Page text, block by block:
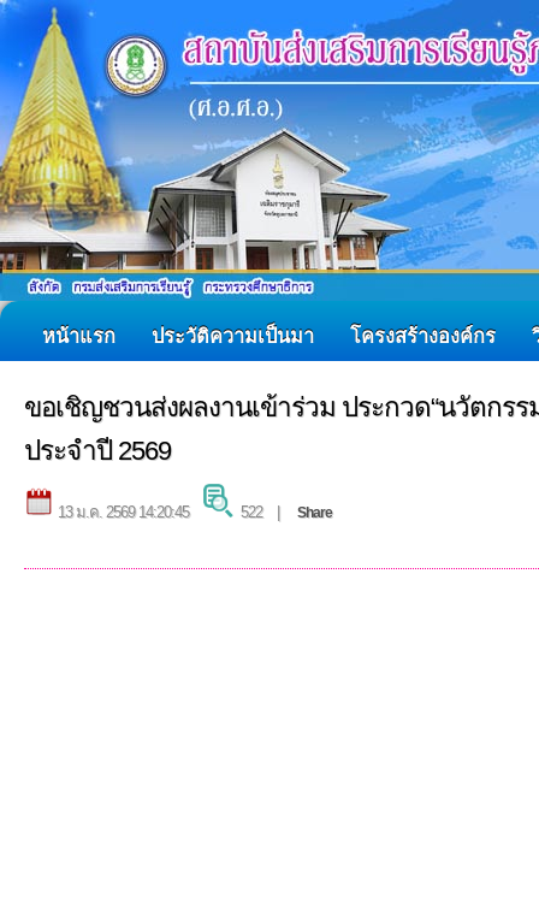
หน้าแรก ประวัติความเป็นมา โครงสร้างองค์กร
ขอเชิญชวนส่งผลงานเข้าร่วม ประกวด“นวัตกร
ประจำปี 2569
13 ม.ค. 2569 14:20:45 522 | Share